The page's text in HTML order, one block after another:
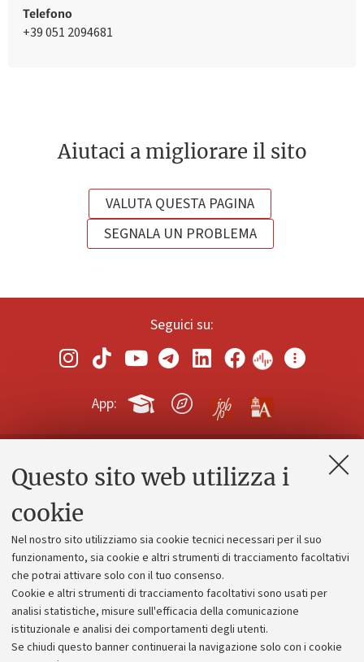
Questo sito web utilizza i
cookie
Nel nostro sito utilizziamo sia cookie tecnici necessari per il suo
funzionamento, sia cookie e altri strumenti di tracciamento facoltativi
che potrai attivare solo con il tuo consenso.
Cookie e altri strumenti di tracciamento facoltativi sono usati per
analisi statistiche, misure sull'efficacia della comunicazione
istituzionale e analisi dei comportamenti degli utenti.
Se chiudi questo banner continuerai la navigazione solo con i cookie
Telefono
+39 051 2094681
Aiutaci a migliorare il sito
VALUTA QUESTA PAGINA
SEGNALA UN PROBLEMA
Seguici su:
App:
Contatti e PEC
Alumni community
Piano strategico
Bilanci
Donazioni e 5x1000